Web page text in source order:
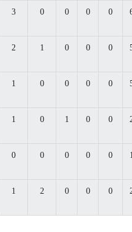
3 0 0 0 0
2 1 0 0 0
1 0 0 0 0
1 0 1 0 0
0 0 0 0 0 1
1 2 0 0 0